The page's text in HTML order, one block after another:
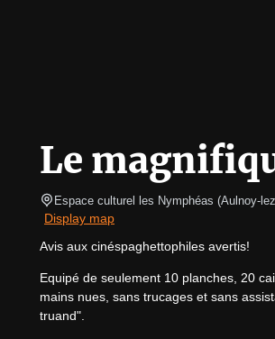
Le
Espace culturel les Nymphéas (Aulnoy-
Display map
Avis aux cinéspaghettophiles avertis!
Equipé de seulement 10 planches, 20
mains nues, sans trucages et sans
truand".